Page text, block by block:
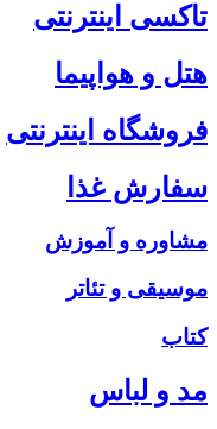
تاکسی اینترنتی
هتل و هواپیما
فروشگاه اینترنتی
سفارش غذا
مشاوره و آموزش
موسیقی و تئاتر
کتاب
مد و لباس